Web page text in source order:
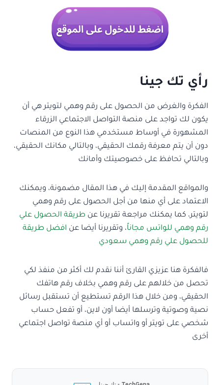
رأي تك جينا
الفكرة والغرض من الحصول على رقم وهمي لتويتر هي أن
يكون لك تواجد على منصة التواصل الاجتماعي الزرقاء
المشهورة في أوساط مستخدمي هذا النوع من المنصات
دون أن يتم معرفة رقمك الحقيقي، وبالتالي مكانك الحقيقي،
وبالتالي تحافظ على خصوصيتك وأمانك
والمواقع المقدمة إليك في هذا المقال مضمونة، ويمكنك
الاعتماد على أي منها من أجل الحصول على رقم وهمي
لتويتر، كما يمكنك مراجعة تقريرنا عن طريقة الحصول علي
رقم وهمي للواتس مجاناً، وتقريرنا أيضا عن افضل طريقة
للحصول علي رقم وهمي سعودي
فالفكرة هنا عزيزي القارئ أننا نقدم لك أكثر من منفذ لكي
تحصل من خلالهم على رقم وهمي بخلاف رقم هاتفك
الحقيقي، ومن خلال هذا الرقم تستطيع أن تستقبل رسائل
نصية وصوتية وترسلها أيضا أون لاين، أو تفعل حساب
شخصي على تويتر أو واتساب أو أي منصة تواصل اجتماعي
أخرى